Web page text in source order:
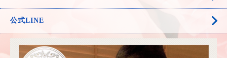
公式LINE